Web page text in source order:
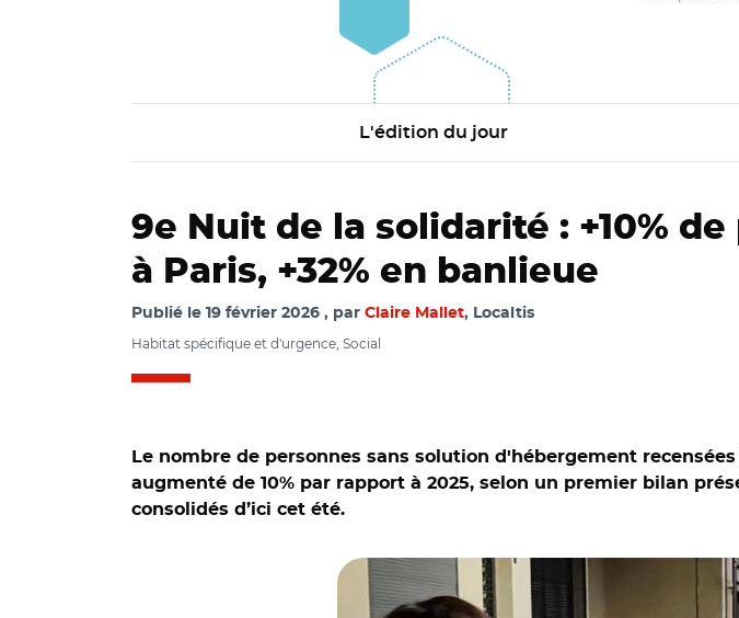
L'édition du jour
9e Nuit de la solidarité : +10%
à Paris, +32% en banlieue
Publié le 19 février 2026 par Claire Mallet, Localtis
Habitat spécifique et d'urgence, Social
Le nombre de personnes sans solution d'hébergement
augmenté de 10% par rapport à 2025, selon un premier bilan
consolidés d’ici cet été.